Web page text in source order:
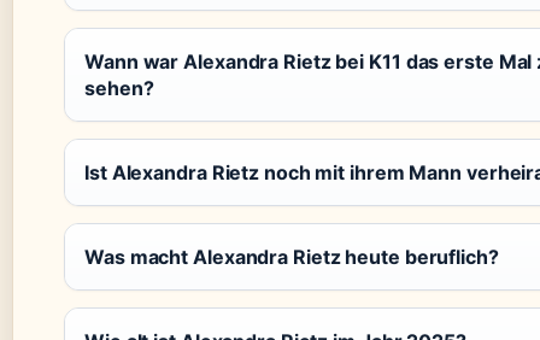
Wann war Alexandra Rietz bei K11 das erste Mal
sehen?
Ist Alexandra Rietz noch mit ihrem Mann
Was macht Alexandra Rietz heute beruflich?